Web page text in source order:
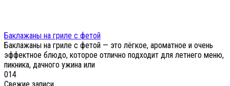
Баклажаны на гриле с фетой
Баклажаны на гриле с фетой — это лёгкое, ароматное и очень
эффектное блюдо, которое отлично подходит для летнего меню,
пикника, дачного ужина или
014
Свежие записи